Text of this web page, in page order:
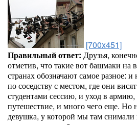
[700x451]
Правильный ответ: Друзья,
отметив, что такие вот башмаки на
странах обозначают самое разное:
по соседству с местом, где они
студентами сессию, и уход в
путешествие, и много чего еще. Но
девушка, у которой мы там снимали